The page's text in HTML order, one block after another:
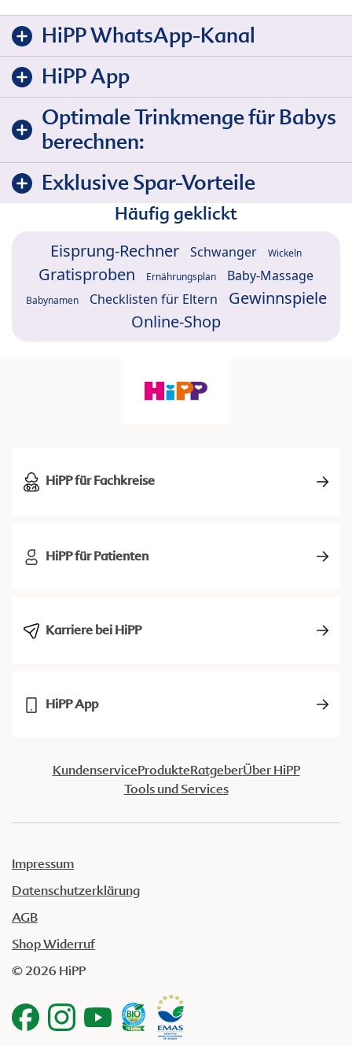
HiPP WhatsApp-Kanal
HiPP App
Optimale Trinkmenge für Babys
berechnen:
Exklusive Spar-Vorteile
Häufig geklickt
Eisprung-Rechner Schwanger Wickeln
Gratisproben Ernährungsplan Baby-Massage
Babynamen Checklisten für Eltern
Gewinnspiele
Online-Shop
HiPP für Fachkreise
HiPP für Patienten
Karriere bei HiPP
HiPP App
KundenserviceProdukteRatgeberÜber HiPP
Tools und Services
Impressum
Datenschutzerklärung
AGB
Shop Widerruf
© 2026 HiPP